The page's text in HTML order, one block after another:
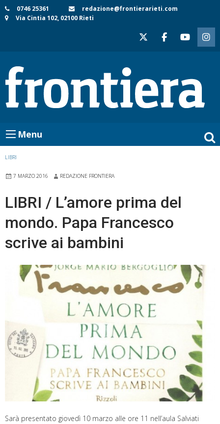
Skip
to
0746 25361
redazione@frontierarieti.com
Via Cintia 102, 02100 Rieti
Menu
LIBRI
7 MARZO 2016 REDAZIONE FRONTIERA
LIBRI / L’amore prima del
mondo. Papa Francesco
scrive ai bambini
Sarà presentato giovedì 10 marzo alle ore 11 nell’aula Salviati